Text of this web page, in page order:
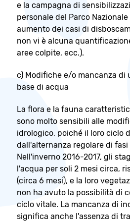
e la campagna di
personale del Parco
aumento dei casi di
non vi è alcuna
aree colpite, ecc.).
c) Modifiche e/o mancanza di
base di acqua
La flora e la fauna
sono molto sensibili alle
idrologico, poiché il loro ciclo
dall'alternanza regolare di fasi
Nell'inverno 2016-2017, gli
l'acqua per soli 2 mesi circa,
(circa 6 mesi), e la loro
non ha avuto la possibilità di
ciclo vitale. La mancanza di
significa anche l'assenza di